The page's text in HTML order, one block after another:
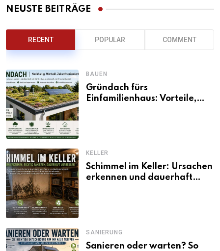
NEUSTE BEITRÄGE
RECENT POPULAR COMMENT
BAUEN
Gründach fürs
Einfamilienhaus: Vorteile,
KELLER
Schimmel im Keller: Ursachen
erkennen und dauerhaft
SANIERUNG
Sanieren oder warten? So